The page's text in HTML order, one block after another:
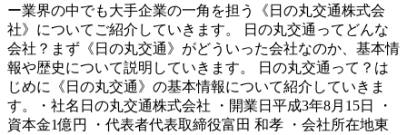
ー業界の中でも大手企業の一角を担う《日の丸交通株式会
社》についてご紹介していきます。 日の丸交通ってどんな
会社？まず《日の丸交通》がどういった会社なのか、基本情
報や歴史について説明していきます。 日の丸交通って？は
じめに《日の丸交通》の基本情報について紹介していきま
す。・社名日の丸交通株式会社 ・開業日平成3年8月15日 ・
資本金1億円 ・代表者代表取締役富田 和孝 ・会社所在地東